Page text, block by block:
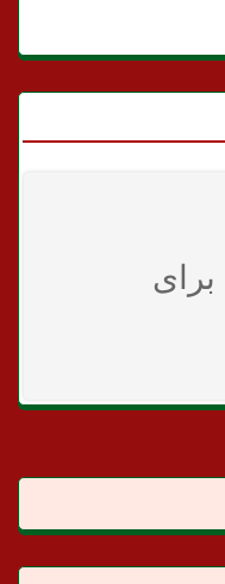
برای